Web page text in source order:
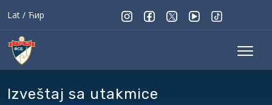
Lat / Ћир
Izveštaj sa utakmice